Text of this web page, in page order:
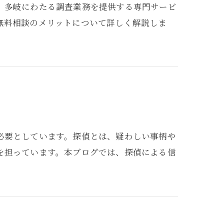
岐にわたる調査業務を提供する専門サービ
相談のメリットについて詳しく解説しま
としています。探偵とは、疑わしい事柄や
っています。本ブログでは、探偵による信